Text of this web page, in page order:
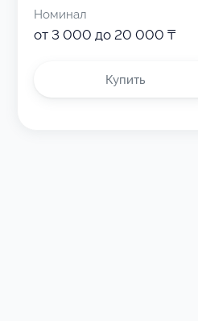
Номинал
от 3 000 до 20 000 ₸
Купить